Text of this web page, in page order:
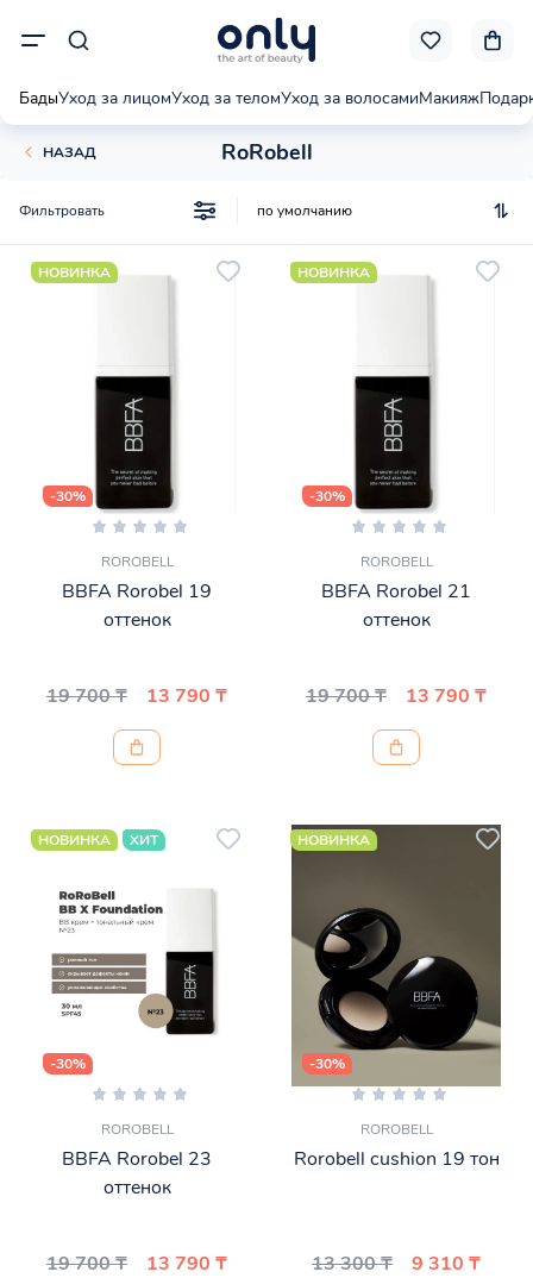
БадыУход за лицомУход за теломУход за волосамиМакияж
НАЗАД RoRobell
Фильтровать
НОВИНКА
-30%
ROROBELL
BBFA Rorobel 19
оттенок
19 700 ₸ 13 790 ₸
НОВИНКА
-30%
ROROBELL
BBFA Rorobel 21
оттенок
19 700 ₸ 13 790 ₸
НОВИНКА ХИТ
-30%
ROROBELL
BBFA Rorobel 23
оттенок
19 700 ₸ 13 790 ₸
НОВИНКА
-30%
ROROBELL
Rorobell cushion 19 тон
13 300 ₸ 9 310 ₸